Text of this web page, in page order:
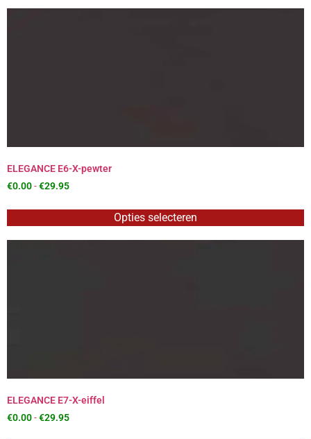
ELEGANCE E6-X-pewter
€0.00-€29.95
Opties selecteren
ELEGANCE E7-X-eiffel
€0.00-€29.95